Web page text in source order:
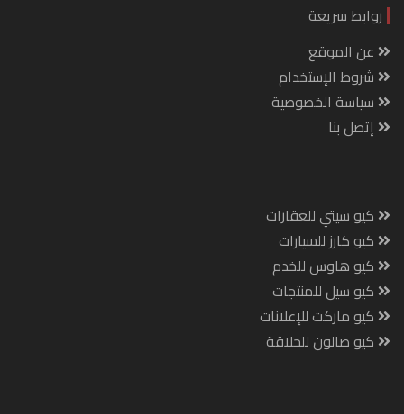
روابط سريعة
عن الموقع
شروط الإستخدام
سياسة الخصوصية
إتصل بنا
كيو سيتي للعقارات
كيو كارز للسيارات
كيو هاوس للخدم
كيو سيل للمنتجات
كيو ماركت للإعلانات
كيو صالون للحلاقة